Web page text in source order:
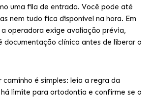
uma fila de entrada. Você pode até
nem tudo fica disponível na hora. Em
operadora exige avaliação prévia,
documentação clínica antes de liberar o
caminho é simples: leia a regra da
limite para ortodontia e confirme se o